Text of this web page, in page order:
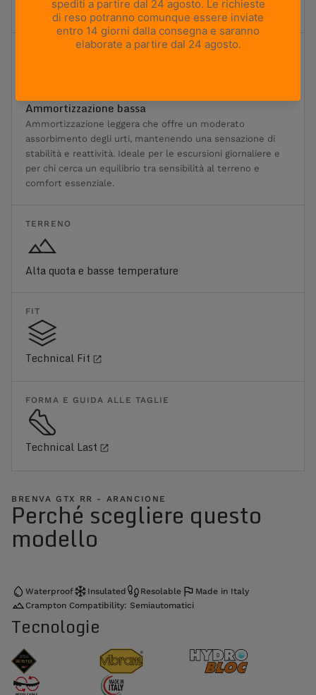
ed è progettata per il trasporto di carichi pesanti.
Ammortizzazione bassa
Ammortizzazione leggera che offre un moderato
assorbimento degli urti, mantenendo una sensazione di
stabilità e reattività. Ideale per le escursioni giornaliere e
per chi cerca un equilibrio tra sensibilità al terreno e
comfort essenziale.
TERRENO
Alta quota e basse temperature
FIT
Technical Fit
FORMA E GUIDA ALLE TAGLIE
Technical Last
BRENVA GTX RR - ARANCIONE
Perché scegliere questo
modello
Waterproof Insulated Resolable
Made in Italy
Crampton Compatibility: Semiautomatici
Tecnologie